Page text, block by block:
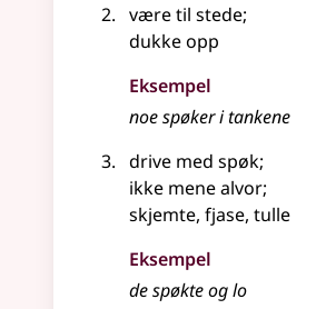
være til stede;
dukke opp
Eksempel
noespøkeri tankene
drive med spøk;
ikke mene alvor;
skjemte, fjase, tulle
Eksempel
de spøkte og lo